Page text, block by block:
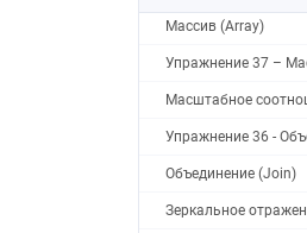
Массив (Array)
Упражнение 37 –
Масштабное
Упражнение 36 -
Объединение (Join)
Зеркальное